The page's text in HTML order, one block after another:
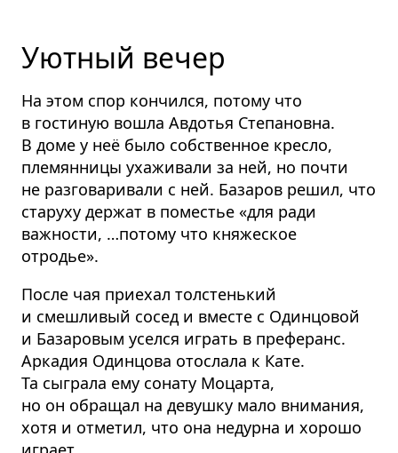
Уютный вечер
На этом спор кончился, потому что
в гостиную вошла Авдотья Степановна.
В доме у неё было собственное кресло,
племянницы ухаживали за ней, но почти
не разговаривали с ней. Базаров решил, что
старуху держат в поместье «для ради
важности, …потому что княжеское
отродье».
После чая приехал толстенький
и смешливый сосед и вместе с Одинцовой
и Базаровым уселся играть в преферанс.
Аркадия Одинцова отослала к Кате.
Та сыграла ему сонату Моцарта,
но он обращал на девушку мало внимания,
хотя и отметил, что она недурна и хорошо